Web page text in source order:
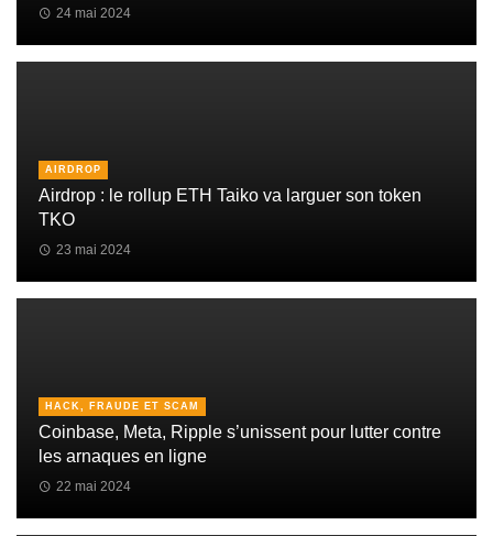
24 mai 2024
AIRDROP
Airdrop : le rollup ETH Taiko va larguer son token
TKO
23 mai 2024
HACK, FRAUDE ET SCAM
Coinbase, Meta, Ripple s’unissent pour lutter contre
les arnaques en ligne
22 mai 2024